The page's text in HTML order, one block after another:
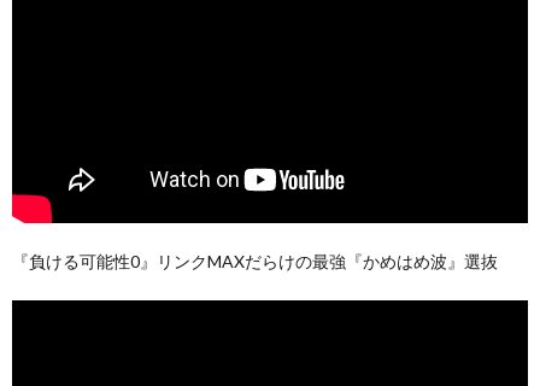
『負ける可能性0』リンクMAXだらけの最強『かめはめ波』選抜